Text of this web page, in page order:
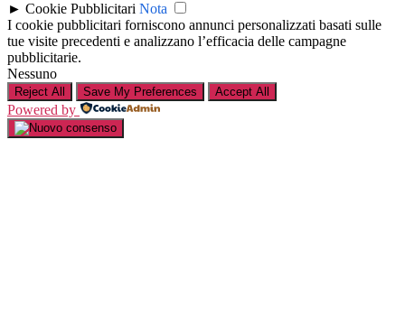
► Cookie Pubblicitari Nota
I cookie pubblicitari forniscono annunci personalizzati basati sulle
tue visite precedenti e analizzano l’efficacia delle campagne
pubblicitarie.
Nessuno
Reject All Save My Preferences Accept All
Powered by